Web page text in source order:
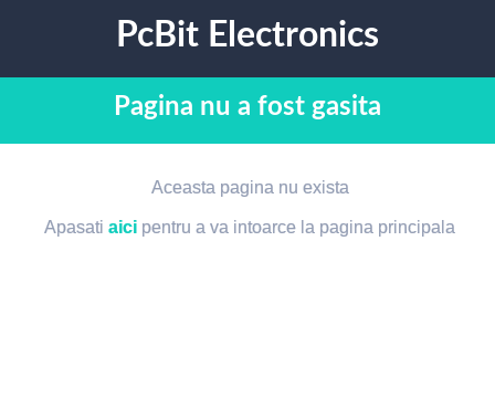
PcBit Electronics
Pagina nu a fost gasita
Aceasta pagina nu exista
Apasatiaici pentru a va intoarce la pagina principala